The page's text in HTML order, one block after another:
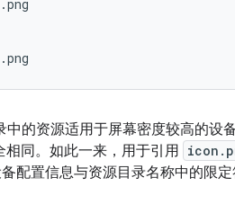
中的资源适用于屏幕密度较高的
同。如此一来，用于引用
配置信息与资源目录名称中的限